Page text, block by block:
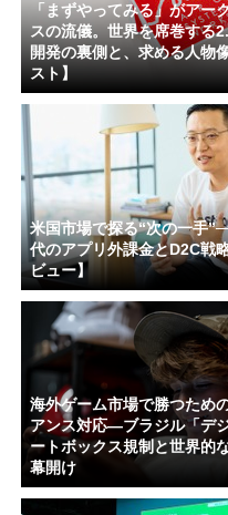
「まずやってみる」がアー
スの流儀。世界を席巻する
開発の裏側と、求める人物
スト】
米国市場で探る“次の一手
代のアプリ外課金とD2C戦
ビュー】
海外ゲーム市場で勝つため
アンス対応—ブラジル「デ
ートボックス規制と世界的
幕開け